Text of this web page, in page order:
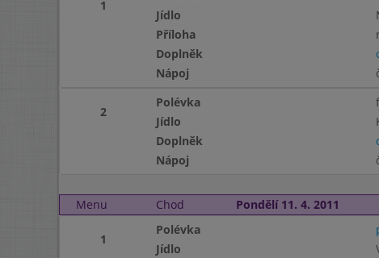
1
Jídlo
Příloha
Doplněk
Nápoj
2
Polévka
Jídlo
Doplněk
Nápoj
Menu
Chod Pondělí 11. 4. 2011
1
Polévka
Jídlo